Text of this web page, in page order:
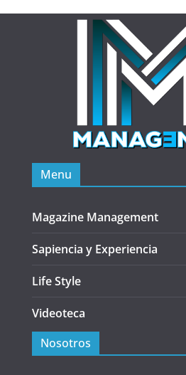
Menu
Magazine Management
Sapiencia y Experiencia
Life Style
Videoteca
Nosotros